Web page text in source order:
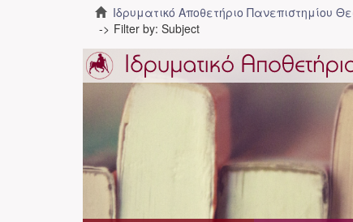
Ιδρυματικό Αποθετήριο Πανεπιστημίου
Filter by: Subject